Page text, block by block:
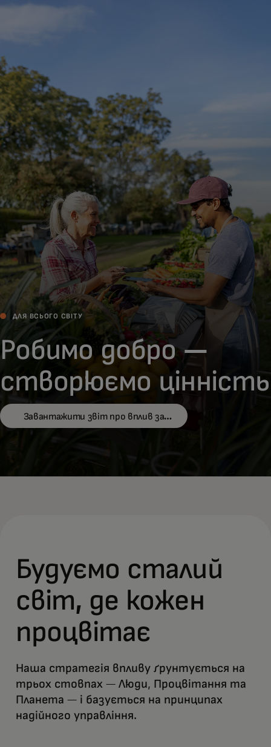
Для всього світу
Для інноваторів
Новини та тренди
ДЛЯ ВСЬОГО СВІТУ
Робимо добро —
створюємо цінність
Завантажити звіт про вплив за
Будуємо сталий
світ, де кожен
процвітає
Наша стратегія впливу ґрунтується на
трьох стовпах — Люди, Процвітання та
Планета — і базується на принципах
надійного управління.